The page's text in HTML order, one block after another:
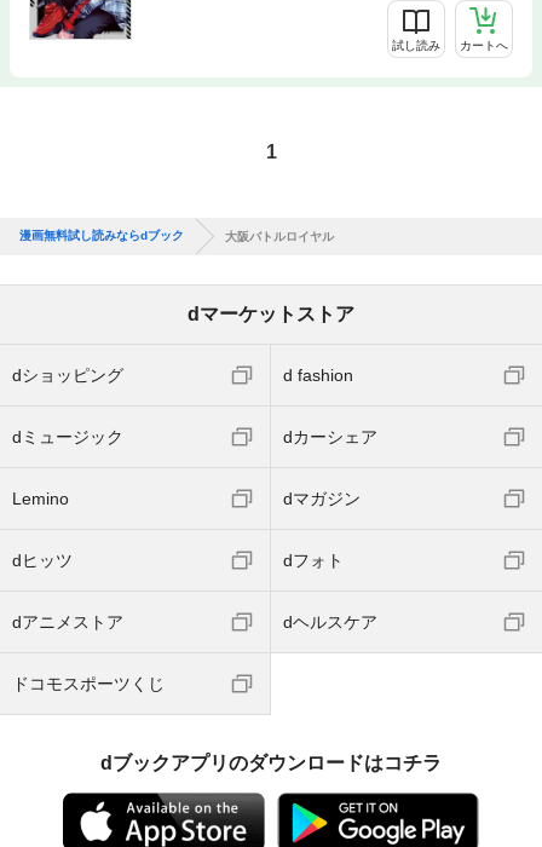
試し読み カートへ
1
漫画無料試し読みならdブック 大阪バトルロイヤル
dマーケットストア
dショッピング d fashion
dミュージック dカーシェア
Lemino dマガジン
dヒッツ dフォト
dアニメストア dヘルスケア
ドコモスポーツくじ
dブックアプリのダウンロードはコチラ